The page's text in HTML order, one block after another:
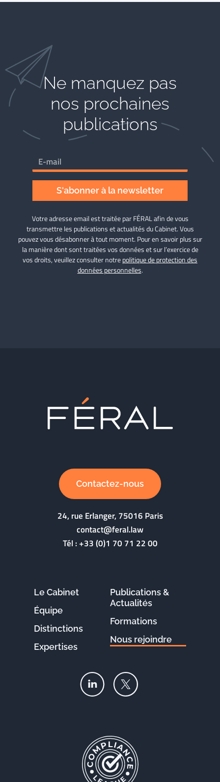
Ne manquez pas
nos prochaines
publications
S'abonner à la newsletter
Votre adresse email est traitée par FÉRAL afin de vous
transmettre les publications et actualités du Cabinet. Vous
pouvez vous désabonner à tout moment. Pour en savoir plus sur
la manière dont sont traitées vos données et sur l’exercice de
vos droits, veuillez consulter notrepolitique de protection des
données personnelles.
Contactez-nous
24, rue Erlanger, 75016 Paris
contact@feral.law
Tél :+33 (0)1 70 71 22 00
Le Cabinet
Équipe
Distinctions
Expertises
Publications &
Actualités
Formations
Nous rejoindre